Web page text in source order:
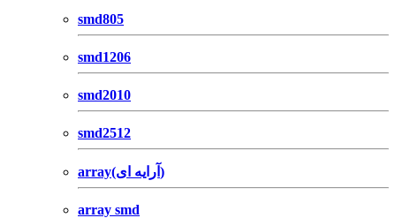
smd805
smd1206
smd2010
smd2512
array(آرایه ای)
array smd